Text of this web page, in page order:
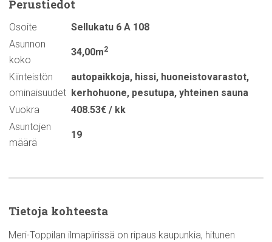
Perustiedot
Osoite
Sellukatu 6 A 108
Asunnon
koko
34,00m2
Kiinteistön
ominaisuudet
autopaikkoja, hissi, huoneistovarastot,
kerhohuone, pesutupa, yhteinen sauna
Vuokra
408.53€ / kk
Asuntojen
määrä
19
Tietoja kohteesta
Meri-Toppilan ilmapiirissä on ripaus kaupunkia, hitunen